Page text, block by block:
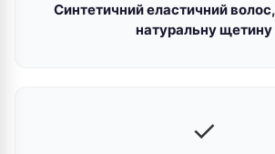
Синтетичний еластичний волос,
натуральну щетину
✓